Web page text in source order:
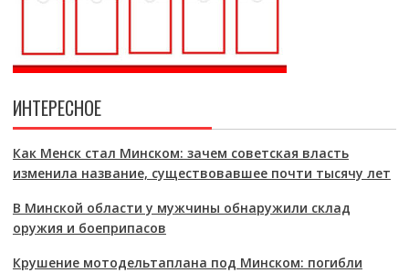
ИНТЕРЕСНОЕ
Как Менск стал Минском: зачем советская власть
изменила название, существовавшее почти тысячу лет
В Минской области у мужчины обнаружили склад
оружия и боеприпасов
Крушение мотодельтаплана под Минском: погибли